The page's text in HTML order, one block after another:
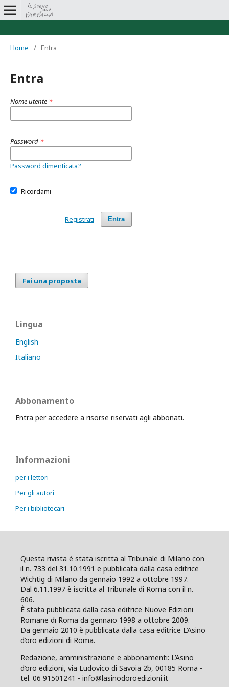
Home / Entra
Entra
Nome utente *
Password *
Password dimenticata?
Ricordami
Entra
Registrati
Fai una proposta
Lingua
English
Italiano
Abbonamento
Entra per accedere a risorse riservati agli abbonati.
Informazioni
per i lettori
Per gli autori
Per i bibliotecari
Questa rivista è stata iscritta al Tribunale di Milano con
il n. 733 del 31.10.1991 e pubblicata dalla casa editrice
Wichtig di Milano da gennaio 1992 a ottobre 1997.
Dal 6.11.1997 è iscritta al Tribunale di Roma con il n.
606.
È stata pubblicata dalla casa editrice Nuove Edizioni
Romane di Roma da gennaio 1998 a ottobre 2009.
Da gennaio 2010 è pubblicata dalla casa editrice L’Asino
d’oro edizioni di Roma.
Redazione, amministrazione e abbonamenti: L’Asino
d’oro edizioni, via Ludovico di Savoia 2b, 00185 Roma -
tel. 06 91501241 - info@lasinodoroedizioni.it